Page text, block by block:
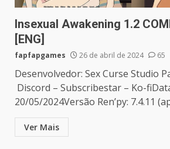
Insexual Awakening 1.2
[ENG]
fapfapgames 26 de abril de 2024 65
Desenvolvedor: Sex Curse Studio
Discord – Subscribestar – Ko-
20/05/2024Versão Ren’py: 7.4.11
Ver Mais